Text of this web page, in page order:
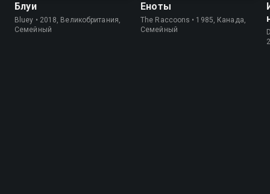
Блуи
Bluey • 2018, Великобритания,
Cемейный
Еноты
The Raccoons • 1985, Канада,
Cемейный